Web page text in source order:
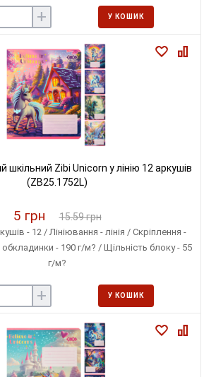
+ У КОШИК
шкільний Zibi Unicorn у лінію 12 аркушів
(ZB25.1752L)
5 грн 15.59 грн
- 12 / Лініювання - лінія / Скріплення -
- 190 г/м? / Щільність блоку - 55
г/м?
+ У КОШИК